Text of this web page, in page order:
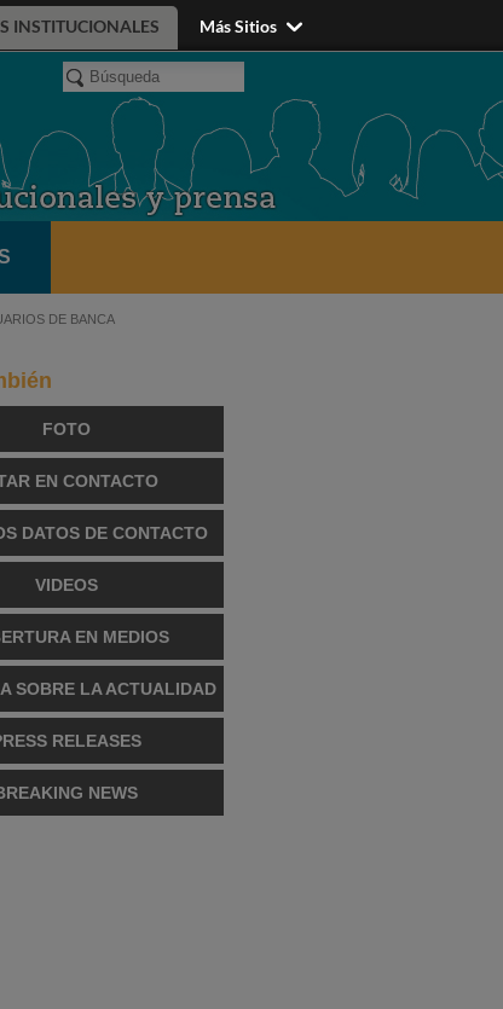
INSTITUCIONALES Más Sitios
DE BANCA
FOTO
EN CONTACTO
DATOS DE CONTACTO
VIDEOS
EN MEDIOS
SOBRE LA ACTUALIDAD
RELEASES
NEWS